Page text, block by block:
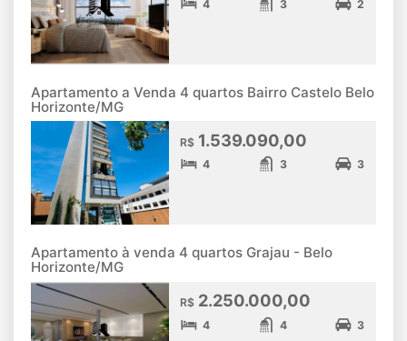
4 3 2
Apartamento a Venda 4 quartos Bairro Castelo Belo
Horizonte/MG
R$ 1.539.090,00
4 3 3
Apartamento à venda 4 quartos Grajau - Belo
Horizonte/MG
R$ 2.250.000,00
4 4 3